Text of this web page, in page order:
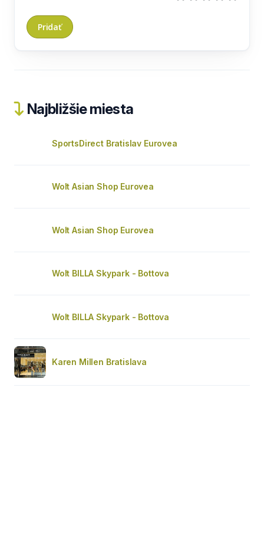
Najbližšie miesta
SportsDirect Bratislav Eurovea
Wolt Asian Shop Eurovea
Wolt Asian Shop Eurovea
Wolt BILLA Skypark - Bottova
Wolt BILLA Skypark - Bottova
Karen Millen Bratislava